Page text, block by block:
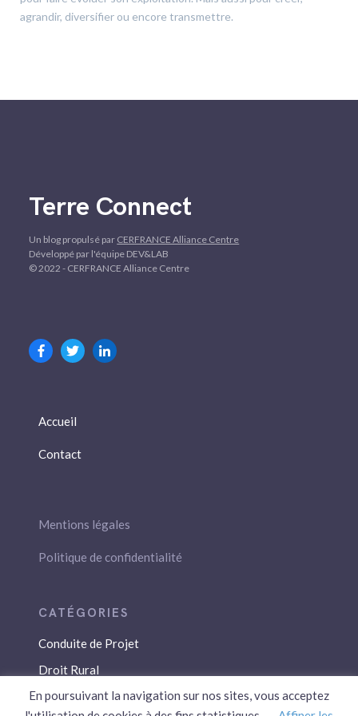
agrandir, diversifier ou encore transmettre.
Terre Connect
Un blog propulsé par CERFRANCE Alliance Centre
Développé par l'équipe DEV&LAB
© 2022 - CERFRANCE Alliance Centre
Accueil
Contact
Mentions légales
Politique de confidentialité
Conduite de Projet
Droit Rural
Droit Social
En poursuivant la navigation sur nos sites, vous acceptez